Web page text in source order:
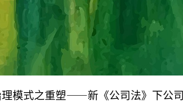
理模式之重塑——新《公司法》下公